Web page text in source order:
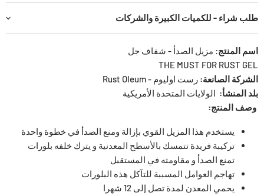
طلب شراء - للكميات الكبيرة والشركات
اسم المنتج: مزيل الصدأ - شفاف جل
THE MUST FOR RUST GEL
الشركة الصانعة: رست اوليوم - Rust Oleum
بلد المنشأ: الولايات المتحدة الأمريكية
وصف المنتج:
يستخدم هذا المزيل القوي بإزالة ومنع الصدأ في خطوة واحدة
تركيبة فريدة تتمسك بالأسطح المعدنية و يترك خلفه بلورات
تمنع الصدأ و مقاومته في المستقبل
تهاجم العوامل المسببة للتآكل هذه البلورات
يحمي المعدن لمدة تصل إلى 12 شهرا